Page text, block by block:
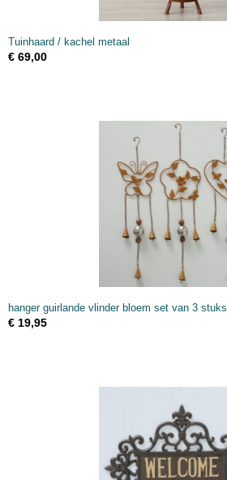
Tuinhaard / kachel metaal
€ 69,00
hanger guirlande vlinder bloem set van 3 stuks
€ 19,95